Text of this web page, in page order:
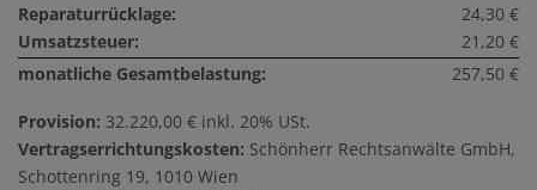
Reparaturrücklage:
24,30 €
Umsatzsteuer:
21,20 €
monatliche Gesamtbelastung:
257,50 €
Provision: 32.220,00 € inkl. 20% USt.
Vertragserrichtungskosten: Schönherr Rechtsanwälte GmbH,
Schottenring 19, 1010 Wien